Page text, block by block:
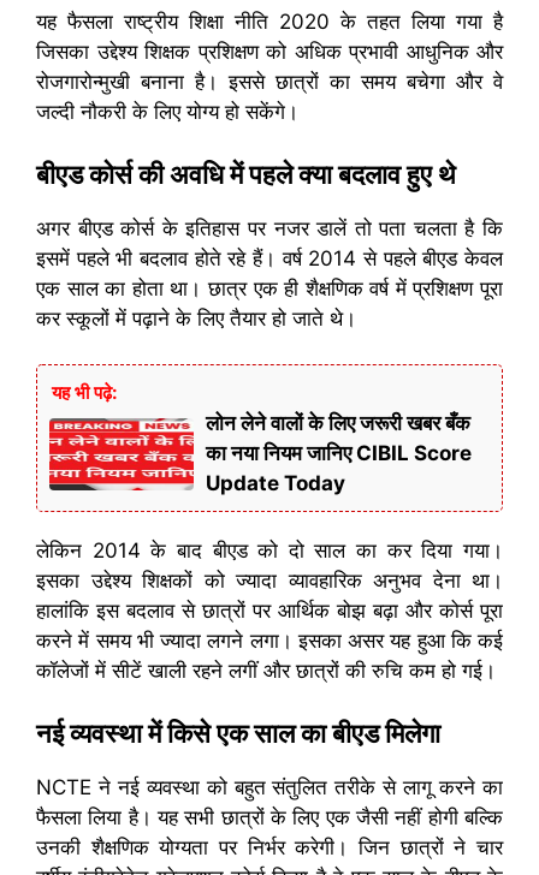
यह फैसला राष्ट्रीय शिक्षा नीति 2020 के तहत लिया गया है
जिसका उद्देश्य शिक्षक प्रशिक्षण को अधिक प्रभावी आधुनिक और
रोजगारोन्मुखी बनाना है। इससे छात्रों का समय बचेगा और वे
जल्दी नौकरी के लिए योग्य हो सकेंगे।
बीएड कोर्स की अवधि में पहले क्या बदलाव हुए थे
अगर बीएड कोर्स के इतिहास पर नजर डालें तो पता चलता है कि
इसमें पहले भी बदलाव होते रहे हैं। वर्ष 2014 से पहले बीएड केवल
एक साल का होता था। छात्र एक ही शैक्षणिक वर्ष में प्रशिक्षण पूरा
कर स्कूलों में पढ़ाने के लिए तैयार हो जाते थे।
यह भी पढ़े:
लोन लेने वालों के लिए जरूरी खबर बँक
का नया नियम जानिए CIBIL Score
Update Today
लेकिन 2014 के बाद बीएड को दो साल का कर दिया गया।
इसका उद्देश्य शिक्षकों को ज्यादा व्यावहारिक अनुभव देना था।
हालांकि इस बदलाव से छात्रों पर आर्थिक बोझ बढ़ा और कोर्स पूरा
करने में समय भी ज्यादा लगने लगा। इसका असर यह हुआ कि कई
कॉलेजों में सीटें खाली रहने लगीं और छात्रों की रुचि कम हो गई।
नई व्यवस्था में किसे एक साल का बीएड मिलेगा
NCTE ने नई व्यवस्था को बहुत संतुलित तरीके से लागू करने का
फैसला लिया है। यह सभी छात्रों के लिए एक जैसी नहीं होगी बल्कि
उनकी शैक्षणिक योग्यता पर निर्भर करेगी। जिन छात्रों ने चार